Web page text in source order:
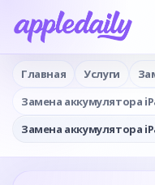
Главная Услуги
Замена аккумулятора
Замена аккумулятора